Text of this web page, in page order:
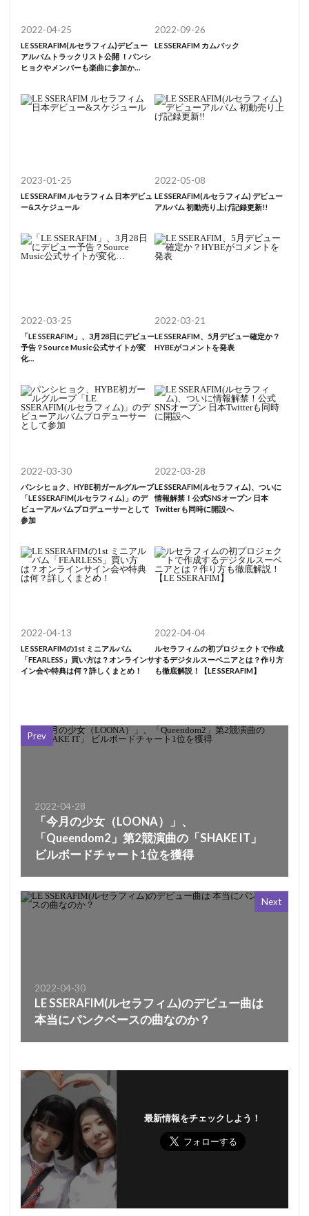
2022-04-25
LE SSERAFIM(ルセラフィム)デビュー
アルバムトラックリスト公開 ！パンシ
ヒョクやメンバーも楽曲に参加か…
2022-09-26
LE SSERAFIM カムバック
2023-01-25
LE SSERAFIM ルセラフィム 日本デビュ
ー&スケジュール
2022-05-08
LE SSERAFIM(ルセラフィム) デビュー
アルバム 初動売り上げ記録更新!!
2022-03-25
「LE SSERAFIM」、3月28日にデビュー
予告？Source Music公式サイトが変
化…
2022-03-21
LE SSERAFIM、5月デビュー確定か？
HYBEがコメントを発表
2022-03-30
パンシヒョク、HYBE初ガールグループ
「LE SSERAFIM(ルセラフィム)」のデ
ビューアルバムプロデューサーとして
参加
2022-03-28
LE SSERAFIM(ルセラフィム)、ついに
情報解禁！公式SNSオープン 日本
Twitterも同時に開設へ
2022-04-13
LE SSERAFIMの1st ミニアルバム
「FEARLESS」買い方は？オンラインサ
イン会や特典は何？詳しくまとめ！
2022-04-04
ルセラフィムの初プロジェクトで作成
するデジタルスーベニアとは？作り方
も徹底解説！【LE SSERAFIM】
Prev
2022-04-28
「今月の少女（LOONA）」、
「Queendom2」第2競演曲の「SHAKE IT」
ビルボードチャート1位を獲得
Next
2022-04-30
LE SSERAFIM(ルセラフィム)のデビュー曲は
本当にパンクベースの曲なのか？
最新情報をチェックしよう！